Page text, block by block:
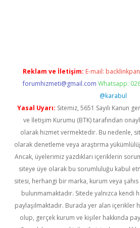
Reklam ve İletişim: E-mail:
forumhizmeti@gmail.com Whatsapp:
@karabul
Yasal Uyarı: Sitemiz, 5651 Sayılı Kanun
ve İletişim Kurumu (BTK) tarafından
olarak hizmet vermektedir. Bu nedenle,
olarak denetleme veya araştırma
Ancak, üyelerimiz yazdıkları içeriklerin
siteye üye olarak bu sorumluluğu kabul
sitesi, herhangi bir marka, kurum veya
bulunmamaktadır. Sitede yalnızca kendi
paylaşılmaktadır. Burada yer alan içerikler
olup, gerçek kurum ve kişiler hakkında